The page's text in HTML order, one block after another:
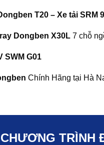
T20 – Xe tải SRM
Dongben X30L 7 chỗ
SWM G01
Chính Hãng tại Hà
CHƯƠNG TRÌNH